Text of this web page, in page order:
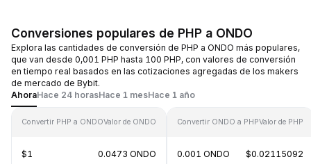
Conversiones populares de PHP a ONDO
Explora las cantidades de conversión de PHP a ONDO más populares,
que van desde 0,001 PHP hasta 100 PHP, con valores de conversión
en tiempo real basados en las cotizaciones agregadas de los makers
de mercado de Bybit.
AhoraHace 24 horasHace 1 mesHace 1 año
Convertir PHP a ONDOValor de ONDO
$1 0.0473 ONDO
Convertir ONDO a PHPValor de PHP
0.001 ONDO $0.02115092